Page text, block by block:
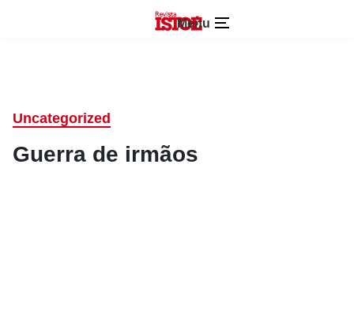
Menu
Uncategorized
Guerra de irmãos